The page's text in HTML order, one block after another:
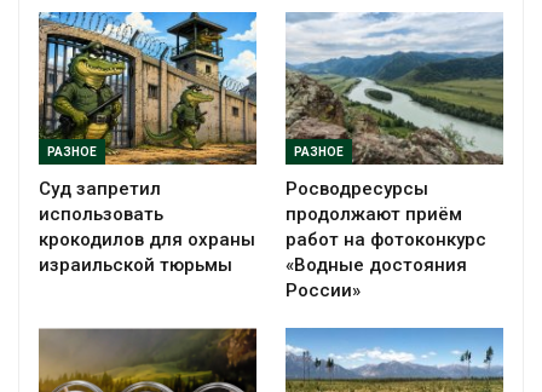
РАЗНОЕ
Суд запретил
использовать
крокодилов для охраны
израильской тюрьмы
РАЗНОЕ
Росводресурсы
продолжают приём
работ на фотоконкурс
«Водные достояния
России»